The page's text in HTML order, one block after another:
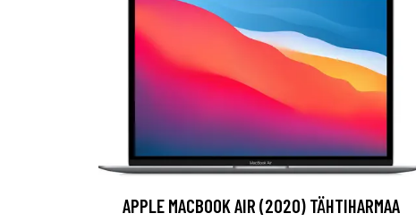
APPLE MACBOOK AIR (2020) TÄHTIHARMAA